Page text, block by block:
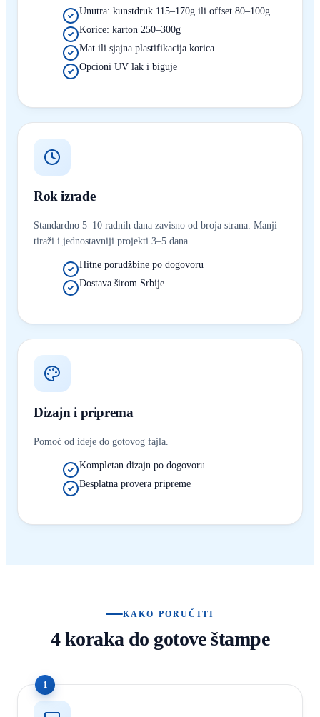
Unutra: kunstdruk 115–170g ili offset 80–100g
Korice: karton 250–300g
Mat ili sjajna plastifikacija korica
Opcioni UV lak i biguje
Rok izrade
Standardno 5–10 radnih dana zavisno od broja strana. Manji
tiraži i jednostavniji projekti 3–5 dana.
Hitne porudžbine po dogovoru
Dostava širom Srbije
Dizajn i priprema
Pomoć od ideje do gotovog fajla.
Kompletan dizajn po dogovoru
Besplatna provera pripreme
KAKO PORUČITI
4 koraka do gotove štampe
1